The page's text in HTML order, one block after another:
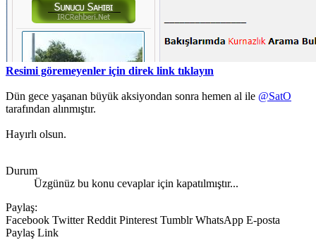
Resimi göremeyenler için direk link tıklayın
Dün gece yaşanan büyük aksiyondan sonra hemen al ile @SatO
tarafından alınmıştır.
Hayırlı olsun.
Durum
Üzgünüz bu konu cevaplar için kapatılmıştır...
Paylaş:
Facebook Twitter Reddit Pinterest Tumblr WhatsApp E-posta
Paylaş Link